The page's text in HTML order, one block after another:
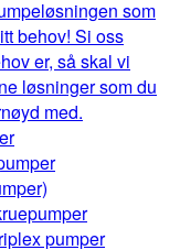
som
behov! Si oss
er, så skal vi
løsninger som du
med.
pumper